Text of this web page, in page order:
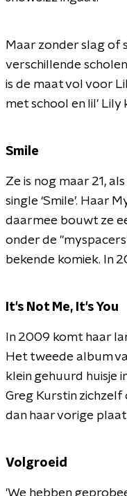
Maar zonder slag of
verschillende
is de maat vol voor
met school en lil' Lily
Smile
Ze is nog maar 21,
single ‘Smile’. Haar
daarmee bouwt ze
onder de
bekende komiek. In
It's Not Me, It's You
In 2009 komt haar
Het tweede album
klein gehuurd huisje
Greg Kurstin
dan haar vorige
Volgroeid
'We hebben